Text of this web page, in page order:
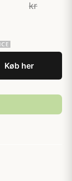
kr
Køb her